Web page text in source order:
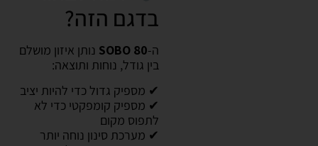
בדגם הזה?
ה-SOBO 80 נותן איזון מושלם
בין גודל, נוחות ותוצאה:
✔ מספיק גדול כדי להיות יציב
✔ מספיק קומפקטי כדי לא
לתפוס מקום
✔ מערכת סינון נוחה יותר